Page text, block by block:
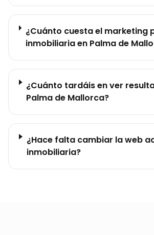
¿Cuánto cuesta el marketing
inmobiliaria en Palma de
¿Cuánto tardáis en ver
Palma de Mallorca?
¿Hace falta cambiar la web
inmobiliaria?